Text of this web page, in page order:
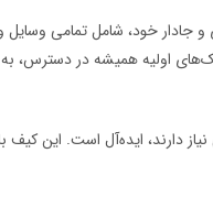
خود، شامل تمامی وسایل
اولیه همیشه در دسترس،
دارند، ایده‌آل است. این کیف